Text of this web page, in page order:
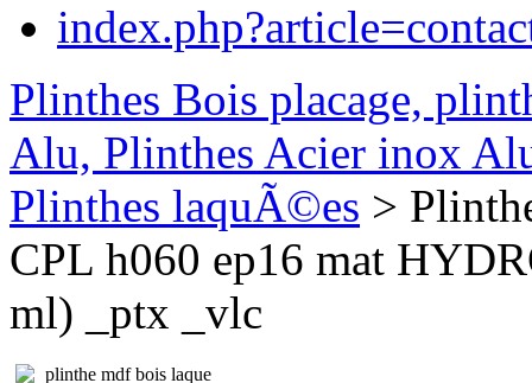
Plinthes Bois placage,
Alu, Plinthes Acier inox
Plinthes laquÃ©es >
CPL h060 ep16 mat
ml) _ptx _vlc